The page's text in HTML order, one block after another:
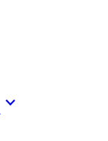
expand_more